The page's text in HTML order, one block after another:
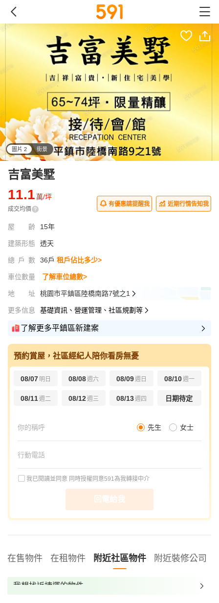
圖片 2 街景
吉富美墅
11.1萬/坪
成交均價
有優惠請提醒我 近期行情告知我
屋齡 15年
建築形態 透天
總戶數 36戶 租戶佔比多少>
車位數量 了解車位總數>
地址 桃園市平鎮區陸橋南路7號之1
更多信息 基礎資訊、營運管理、社區規劃等
了解更多平鎮區新建案
預約賞屋，社區經紀人陪你看房無憂
08/07 明日 08/08週六 08/09週日 08/10週一
08/11週二 08/12週三 08/13週四 日期待定
先生 女士
我已閱讀並同意 同時授權同意591為我轉接中介
回電給我
在售物件 在租物件 附近社區物件 附近裝修公司
我想找近捷運的物件